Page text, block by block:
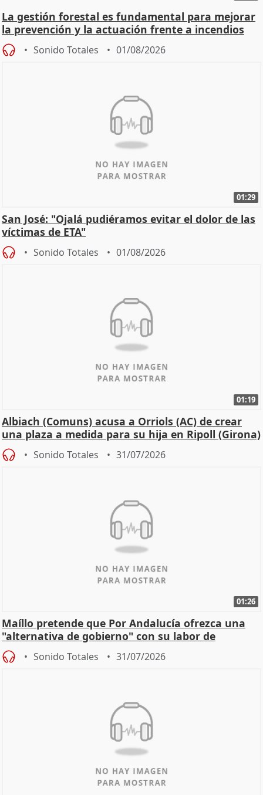
La gestión forestal es fundamental para mejorar
la prevención y la actuación frente a incendios
Sonido Totales 01/08/2026
01:29
San José: "Ojalá pudiéramos evitar el dolor de las
víctimas de ETA"
Sonido Totales 01/08/2026
01:19
Albiach (Comuns) acusa a Orriols (AC) de crear
una plaza a medida para su hija en Ripoll (Girona)
Sonido Totales 31/07/2026
01:26
Maíllo pretende que Por Andalucía ofrezca una
"alternativa de gobierno" con su labor de
oposición
Sonido Totales 31/07/2026